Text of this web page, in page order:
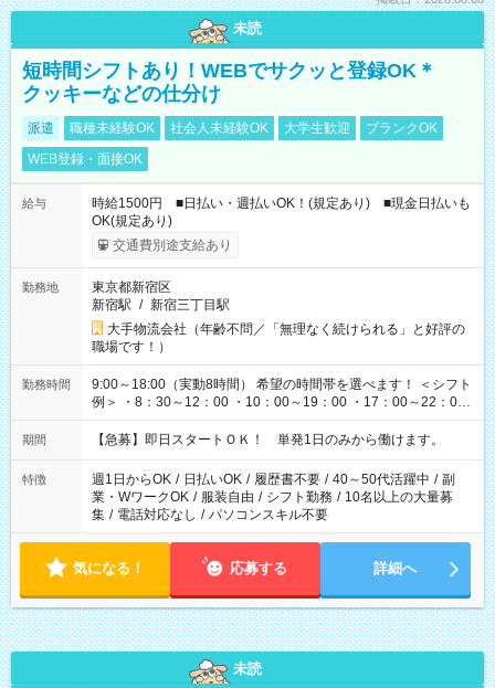
未読
短時間シフトあり！WEBでサクッと登録OK＊
クッキーなどの仕分け
派遣 職種未経験OK 社会人未経験OK 大学生歓迎
ブランクOK
WEB登録・面接OK
給与
時給1500円 ■日払い・週払いOK！(規定あり) ■現金日払いも
OK(規定あり)
交通費別途支給あり
勤務地
東京都新宿区
新宿駅 / 新宿三丁目駅
大手物流会社（年齢不問／「無理なく続けられる」と好評の
職場です！）
勤務時間
9:00～18:00（実動8時間） 希望の時間帯を選べます！ ＜シフト
例＞ ・8：30～12：00 ・10：00～19：00 ・17：00～22：00
・13：00～22：00 ・22：00～翌6：00 など
期間 【急募】即日スタートＯＫ！ 単発1日のみから働けます。
特徴 週1日からOK / 日払いOK / 履歴書不要 / 40～50代活躍中 / 副
業・WワークOK / 服装自由 / シフト勤務 / 10名以上の大量募
集 / 電話対応なし / パソコンスキル不要
気になる！ 応募する 詳細へ
未読